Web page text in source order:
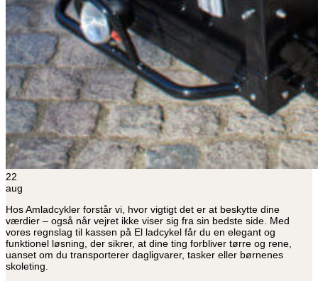
22
aug
Hos Amladcykler forstår vi, hvor vigtigt det er at beskytte dine
værdier – også når vejret ikke viser sig fra sin bedste side. Med
vores regnslag til kassen på El ladcykel får du en elegant og
funktionel løsning, der sikrer, at dine ting forbliver tørre og rene,
uanset om du transporterer dagligvarer, tasker eller børnenes
skoleting.